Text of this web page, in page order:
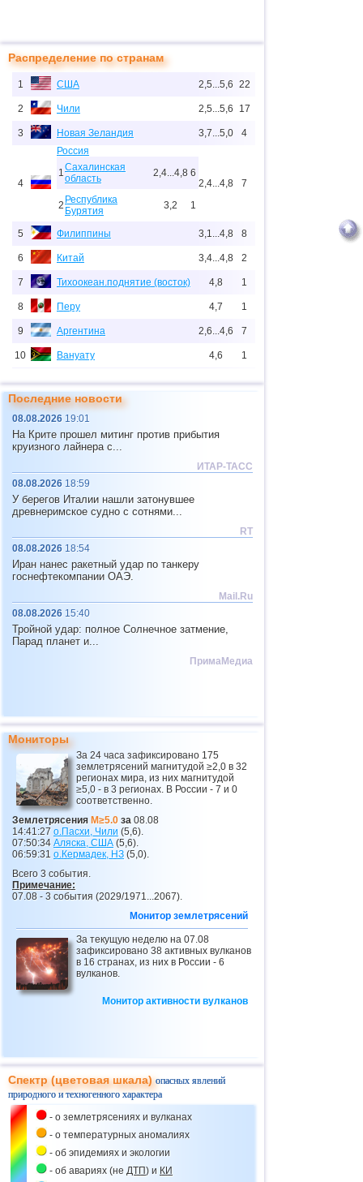
Распределение по странам
1 США 2,5...5,6 22
2 Чили 2,5...5,6 17
3 Новая Зеландия 3,7...5,0 4
4
Россия
1Сахалинская
область
2,4...4,8 6
2 Республика
Бурятия
3,2 1
2,4...4,8 7
5 Филиппины 3,1...4,8 8
6 Китай 3,4...4,8 2
7 Тихоокеан.поднятие (восток) 4,8 1
8 Перу 4,7 1
9 Аргентина 2,6...4,6 7
10 Вануату 4,6 1
12 Пакистан
13
14 Мексика
15 Фиджи
16 Мадагаскар
1
18 Никарагуа
19 Бутан
3,5...3,7 2
21
22 Венесуэла
26 Гватемала
27 Мьянма 3,1 1
28 Гваделупа 3,0
29 Греция
30 Турция
32 Франция
Последние новости
08.08.2026 19:01
На Крите прошел митинг против прибытия
круизного лайнера с...
ИТАР-ТАСС
08.08.2026 18:59
У берегов Италии нашли затонувшее
древнеримское судно с сотнями...
RT
08.08.2026 18:54
Иран нанес ракетный удар по танкеру
госнефтекомпании ОАЭ.
Mail.Ru
08.08.2026 15:40
Тройной удар: полное Солнечное затмение,
Парад планет и...
ПримаМедиа
Мониторы
За 24 часа зафиксировано 175
землетрясений магнитудой ≥2,0 в 32
регионах мира, из них магнитудой
≥5,0 - в 3 регионах. В России - 7 и 0
соответственно.
Землетрясения M≥5.0 за 08.08
14:41:27 о.Пасхи, Чили (5,6).
07:50:34 Аляска, США (5,6).
06:59:31 о.Кермадек, НЗ (5,0).
Всего 3 события.
Примечание:
07.08 - 3 события (2029/1971...2067).
Монитор землетрясений
За текущую неделю на 07.08
зафиксировано 38 активных вулканов
в 16 странах, из них в России - 6
вулканов.
Монитор активности вулканов
Спектр (цветовая шкала)опасных явлений
природного и техногенного характера
- о землетрясениях и вулканах
- о температурных аномалиях
- об эпидемиях и экологии
- об авариях (не ДТП) и КИ